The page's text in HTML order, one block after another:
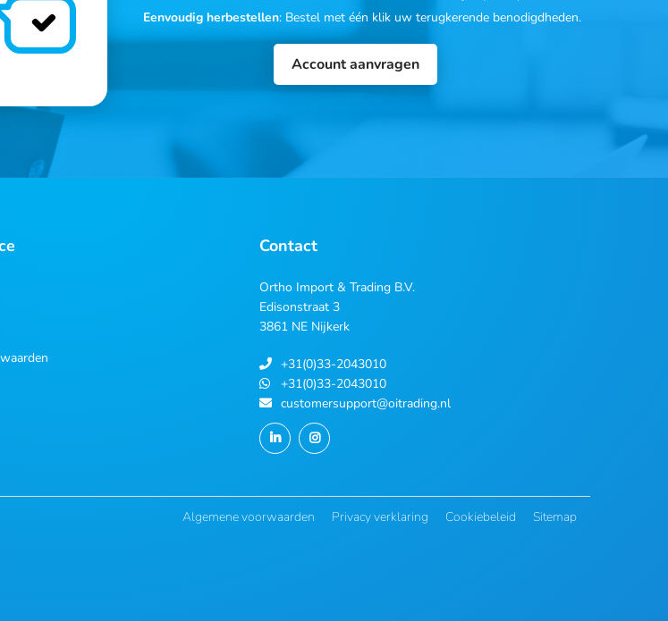
Eenvoudig herbestellen: Bestel met één klik uw terugkerende benodigdheden.
Account aanvragen
Contact
Ortho Import & Trading B.V.
Edisonstraat 3
3861 NE Nijkerk
+31(0)33-2043010
+31(0)33-2043010
customersupport@oitrading.nl
Algemene voorwaarden Privacy verklaring Cookiebeleid Sitemap